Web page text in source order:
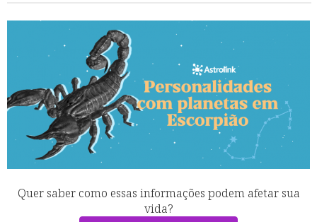
Quer saber como essas informações podem afetar sua
vida?